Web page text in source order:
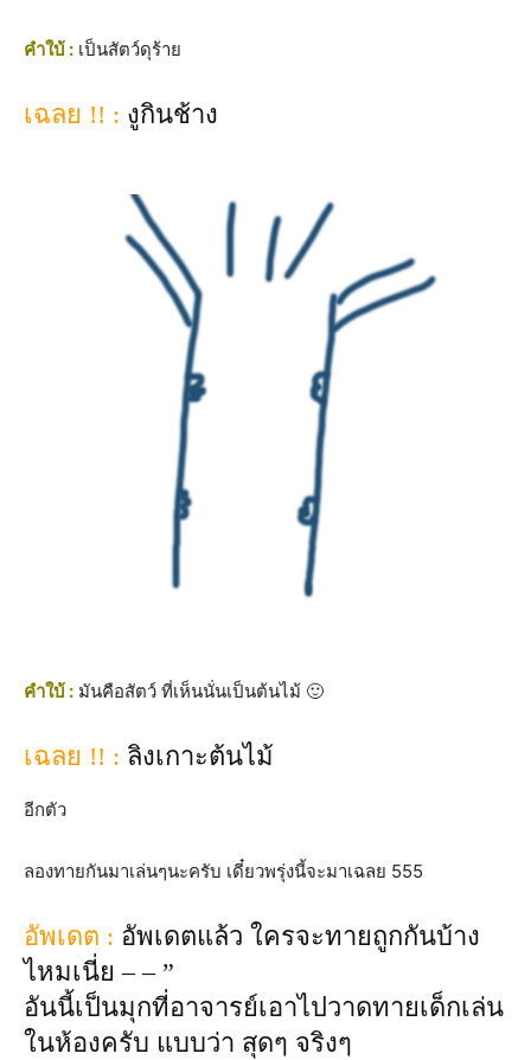
คำใบ้ : เป็นสัตว์ดุร้าย
เฉลย !! : งูกินช้าง
คำใบ้ : มันคือสัตว์ ที่เห็นนั่นเป็นต้นไม้ 🙂
เฉลย !! : ลิงเกาะต้นไม้
อีกตัว
ลองทายกันมาเล่นๆนะครับ เดี๋ยวพรุ่งนี้จะมาเฉลย 555
อัพเดต : อัพเดตแล้ว ใครจะทายถูกกันบ้าง
ไหมเนี่ย – – ”
อันนี้เป็นมุกที่อาจารย์เอาไปวาดทายเด็กเล่น
ในห้องครับ แบบว่า สุดๆ จริงๆ